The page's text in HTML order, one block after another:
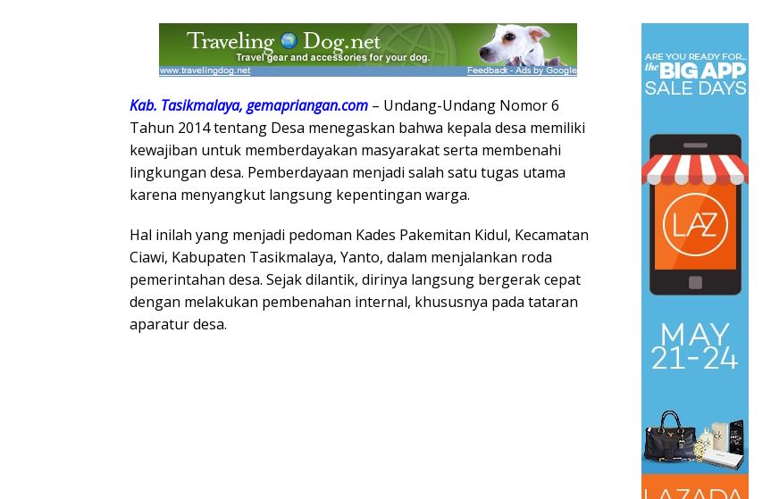
Kab. Tasikmalaya, gemapriangan.com – Undang-Undang Nomor 6
Tahun 2014 tentang Desa menegaskan bahwa kepala desa memiliki
kewajiban untuk memberdayakan masyarakat serta membenahi
lingkungan desa. Pemberdayaan menjadi salah satu tugas utama
karena menyangkut langsung kepentingan warga.
Hal inilah yang menjadi pedoman Kades Pakemitan Kidul, Kecamatan
Ciawi, Kabupaten Tasikmalaya, Yanto, dalam menjalankan roda
pemerintahan desa. Sejak dilantik, dirinya langsung bergerak cepat
dengan melakukan pembenahan internal, khususnya pada tataran
aparatur desa.